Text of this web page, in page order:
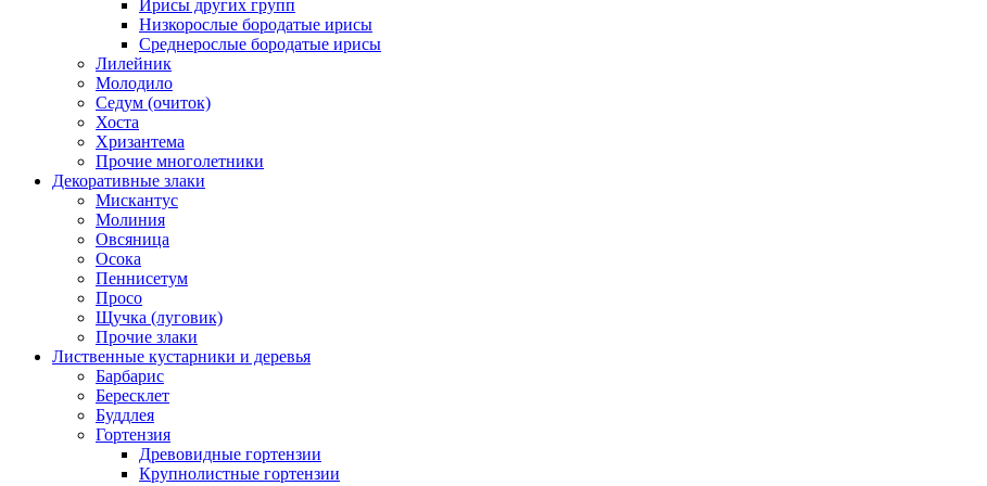
Ирисы других групп
Низкорослые бородатые ирисы
Среднерослые бородатые ирисы
Лилейник
Молодило
Седум (очиток)
Хоста
Хризантема
Прочие многолетники
Декоративные злаки
Мискантус
Молиния
Овсяница
Осока
Пеннисетум
Просо
Щучка (луговик)
Прочие злаки
Лиственные кустарники и деревья
Барбарис
Бересклет
Буддлея
Гортензия
Древовидные гортензии
Крупнолистные гортензии